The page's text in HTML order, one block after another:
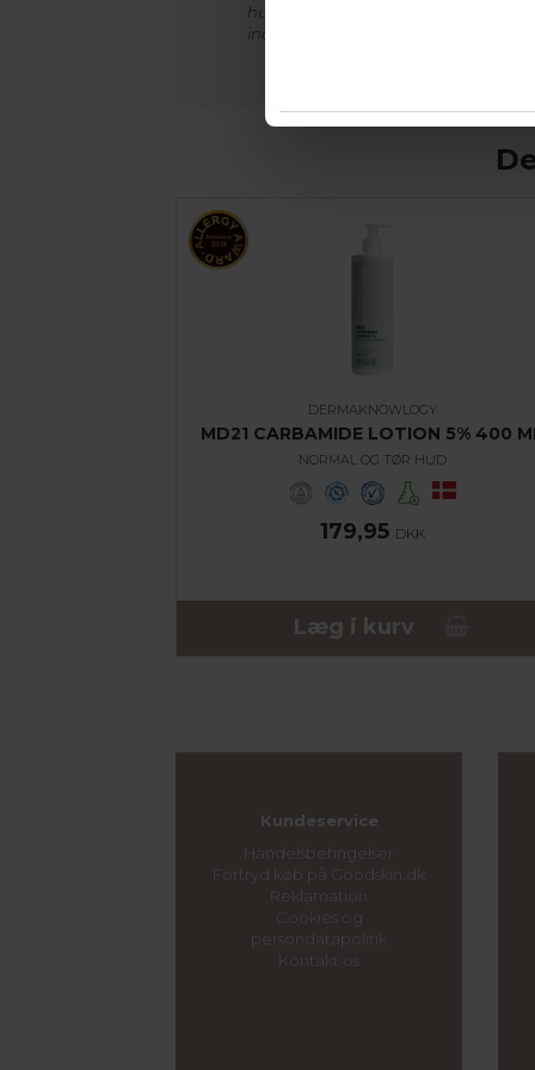
hudområder. MD01 påføres på det
inden sengetid, mens MD12 benyttes
DERMAKNOWLOGY
MD21 CARBAMIDE LOTION 5% 400
NORMAL OG TØR HUD
179,95 DKK
Læg i kurv
Kundeservice
Handelsbetingelser
Fortryd køb på Goodskin.dk
Reklamation
Cookies og
persondatapolitik
Kontakt os